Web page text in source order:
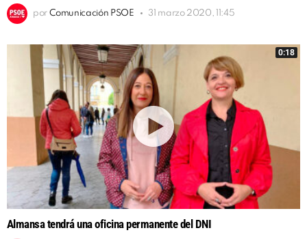
por Comunicación PSOE 31 marzo 2020, 11:45
0:18
Almansa tendrá una oficina permanente del DNI